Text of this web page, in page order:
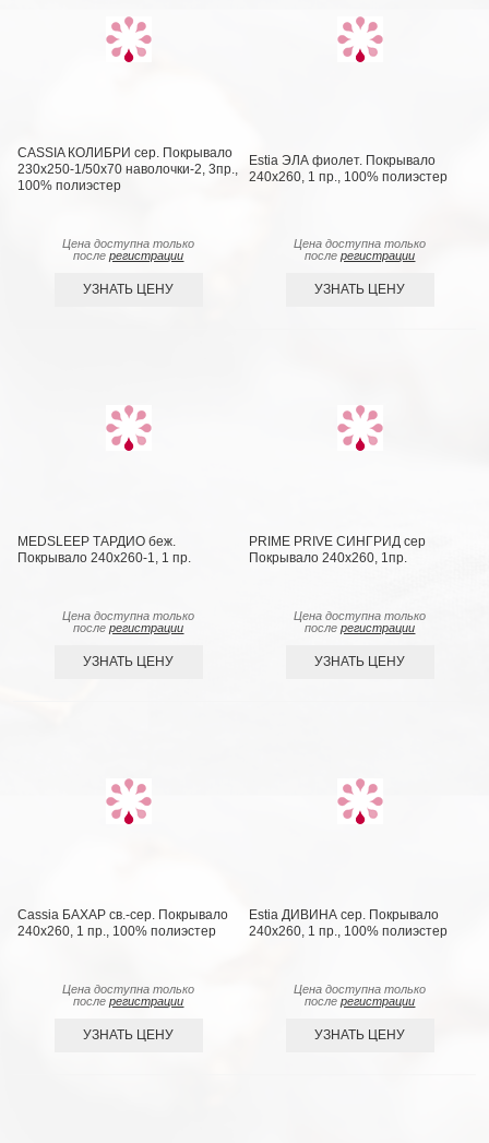
CASSIA КОЛИБРИ сер. Покрывало
230х250-1/50х70 наволочки-2, 3пр.,
100% полиэстер
Цена доступна только
послерегистрации
УЗНАТЬ ЦЕНУ
Estia ЭЛА фиолет. Покрывало
240х260, 1 пр., 100% полиэстер
Цена доступна только
послерегистрации
УЗНАТЬ ЦЕНУ
MEDSLEEP ТАРДИО беж.
Покрывало 240х260-1, 1 пр.
Цена доступна только
послерегистрации
УЗНАТЬ ЦЕНУ
PRIME PRIVE СИНГРИД сер
Покрывало 240х260, 1пр.
Цена доступна только
послерегистрации
УЗНАТЬ ЦЕНУ
Cassia БАХАР св.-сер. Покрывало
240х260, 1 пр., 100% полиэстер
Цена доступна только
послерегистрации
УЗНАТЬ ЦЕНУ
Estia ДИВИНА сер. Покрывало
240х260, 1 пр., 100% полиэстер
Цена доступна только
послерегистрации
УЗНАТЬ ЦЕНУ